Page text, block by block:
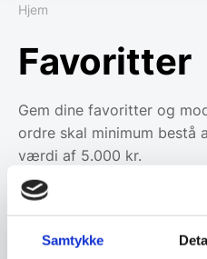
Samtykke
Hjem
Favoritter
Gem dine favoritter og
ordre skal minimum bestå
værdi af 5.000 kr.
Du har ingen varer på